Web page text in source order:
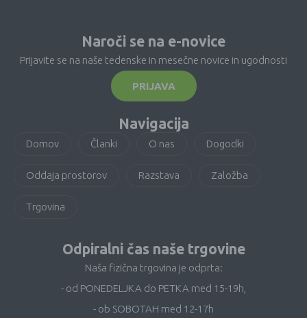
Naroči se na e-novice
Prijavite se na naše tedenske in mesečne novice in ugodnosti
PRIJAVA
Navigacija
Domov Članki O nas Dogodki
Oddaja prostorov Razstava Založba
Trgovina
Odpiralni čas naše trgovine
Naša fizična trgovina je odprta:
- od PONEDELJKA do PETKA med 15-19h,
- ob SOBOTAH med 12-17h